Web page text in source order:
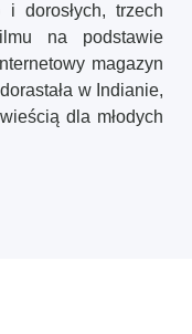
dorosłych, trzech
na podstawie
magazyn
w Indianie,
dla młodych